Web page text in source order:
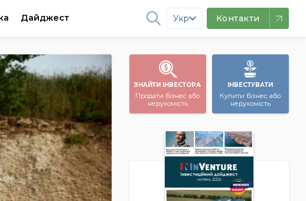
Дайджест Укр Контакти
ЗНАЙТИ ІНВЕСТОРА
Продати бізнес або
нерухомість
ІНВЕСТУВАТИ
Купити бізнес або
нерухомість